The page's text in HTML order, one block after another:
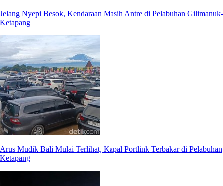
Jelang Nyepi Besok, Kendaraan Masih Antre di Pelabuhan Gilimanuk-
Ketapang
Arus Mudik Bali Mulai Terlihat, Kapal Portlink Terbakar di Pelabuhan
Ketapang